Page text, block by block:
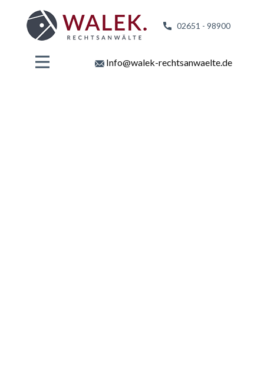
02651 - 98900
Info@walek-rechtsanwaelte.de